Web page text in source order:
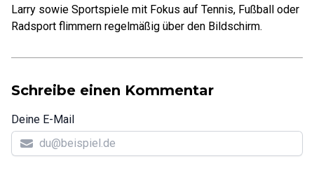
Larry sowie Sportspiele mit Fokus auf Tennis, Fußball oder
Radsport flimmern regelmäßig über den Bildschirm.
Schreibe einen Kommentar
Deine E-Mail